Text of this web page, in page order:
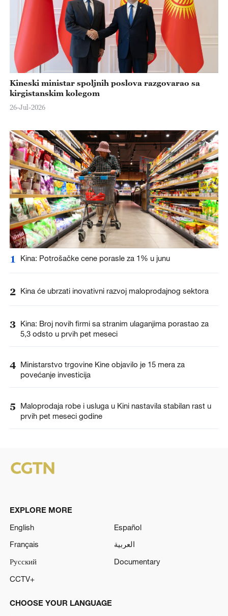
Kineski ministar spoljnih poslova razgovarao sa
kirgistanskim kolegom
26-Jul-2026
1 Kina: Potrošačke cene porasle za 1% u junu
2 Kina će ubrzati inovativni razvoj maloprodajnog sektora
3 Kina: Broj novih firmi sa stranim ulaganjima porastao za
5,3 odsto u prvih pet meseci
4 Ministarstvo trgovine Kine objavilo je 15 mera za
povećanje investicija
5
Maloprodaja robe i usluga u Kini nastavila stabilan rast u
prvih pet meseci godine
EXPLORE MORE
English
Español
Français
العربية
Русский
Documentary
CCTV+
CHOOSE YOUR LANGUAGE